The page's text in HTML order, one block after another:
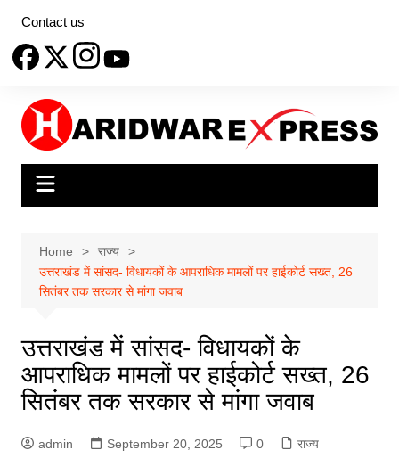
content
Contact us
Home
राज्य
उत्तराखंड में सांसद- विधायकों के आपराधिक मामलों पर हाईकोर्ट सख्त, 26
सितंबर तक सरकार से मांगा जवाब
उत्तराखंड में सांसद- विधायकों के
आपराधिक मामलों पर हाईकोर्ट सख्त, 26
सितंबर तक सरकार से मांगा जवाब
admin September 20, 2025 0 राज्य